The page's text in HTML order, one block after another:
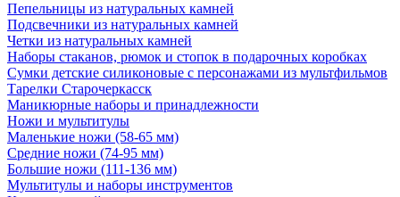
Пепельницы из натуральных камней
Подсвечники из натуральных камней
Четки из натуральных камней
Наборы стаканов, рюмок и стопок в подарочных коробках
Сумки детские силиконовые с персонажами из мультфильмов
Тарелки Старочеркасск
Маникюрные наборы и принадлежности
Ножи и мультитулы
Маленькие ножи (58-65 мм)
Средние ножи (74-95 мм)
Большие ножи (111-136 мм)
Мультитулы и наборы инструментов